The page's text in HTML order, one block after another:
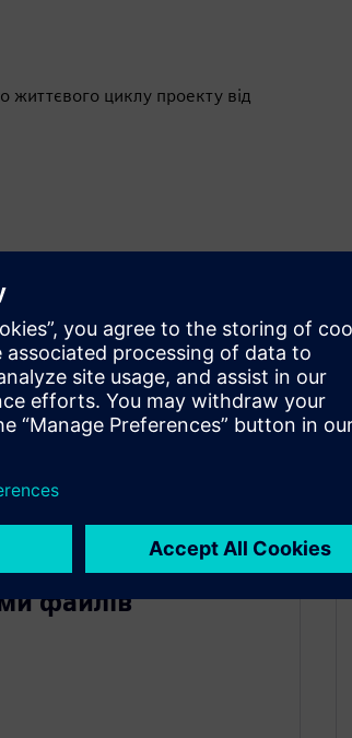
циклу проекту від
підхід
більш ніж 40+
файлів